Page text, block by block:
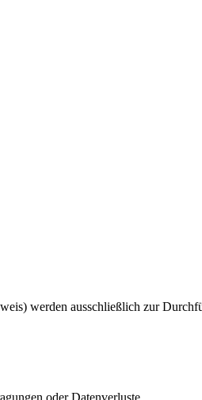
werden ausschließlich zur